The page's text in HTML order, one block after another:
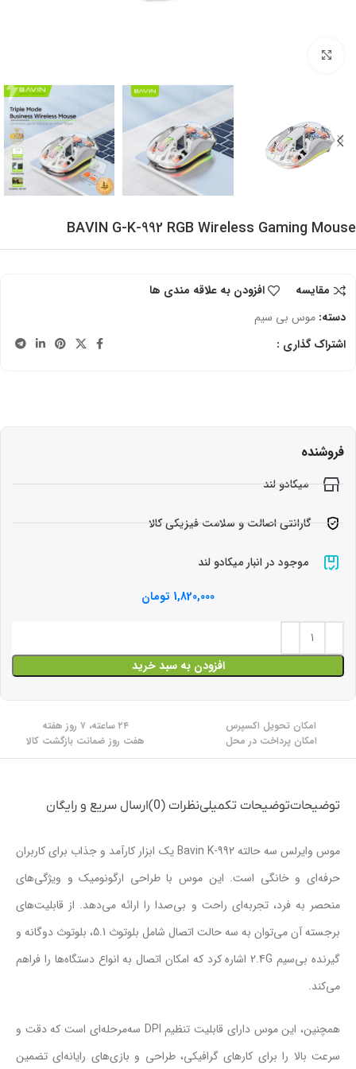
BAVIN G-K-992 RGB Wireless Gaming Mouse
مقایسه
افزودن به علاقه مندی ها
دسته: موس بی سیم
اشتراک گذاری :
فروشنده
میکادو لند
گارانتی اصالت و سلامت فیزیکی کالا
موجود در انبار میکادو لند
1,820,000 تومان
افزودن به سبد خرید
امکان تحویل اکسپرس
۲۴ ساعته، ۷ روز هفته
امکان پرداخت در محل
هفت روز ضمانت بازگشت کالا
توضیحاتتوضیحات تکمیلینظرات (0) ارسال سریع و رایگان
موس وایرلس سه حالته Bavin K-992 یک ابزار کارآمد و جذاب برای کاربران
حرفه‌ای و خانگی است. این موس با طراحی ارگونومیک و ویژگی‌های
منحصر به فرد، تجربه‌ای راحت و بی‌صدا را ارائه می‌دهد. از قابلیت‌های
برجسته آن می‌توان به سه حالت اتصال شامل بلوتوث 5.1، بلوتوث دوگانه و
گیرنده بی‌سیم 2.4G اشاره کرد که امکان اتصال به انواع دستگاه‌ها را فراهم
می‌کند.
همچنین، این موس دارای قابلیت تنظیم DPI سه‌مرحله‌ای است که دقت و
سرعت بالا را برای کارهای گرافیکی، طراحی و بازی‌های رایانه‌ای تضمین